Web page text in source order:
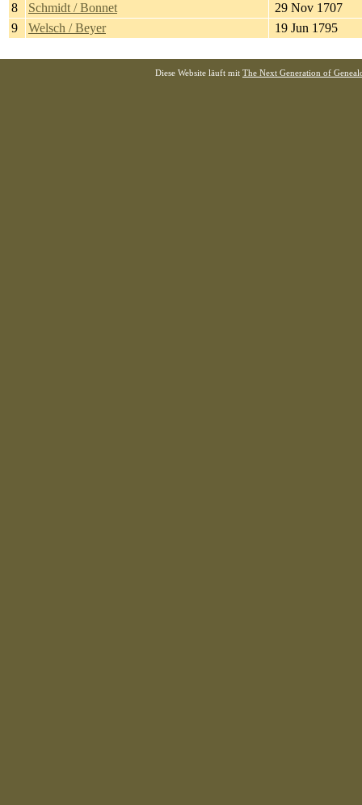
8
Schmidt / Bonnet
29 Nov 1707
9
Welsch / Beyer 19 Jun 1795
Diese Website läuft mit The Next Generation of